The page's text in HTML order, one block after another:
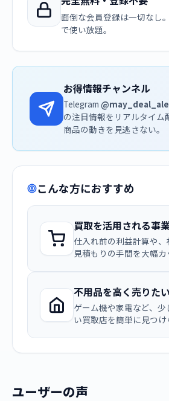
面倒な会員登録は一切なし
で使い放題。
お得情報チャンネル
Telegram
の注目情報をリアルタイム
商品の動きを見逃さない。
こんな方におすすめ
買取を活用される事
仕入れ前の利益計算や
見積もりの手間を大幅カ
不用品を高く売りた
ゲーム機や家電など、
い買取店を簡単に見つけ
ユーザーの声